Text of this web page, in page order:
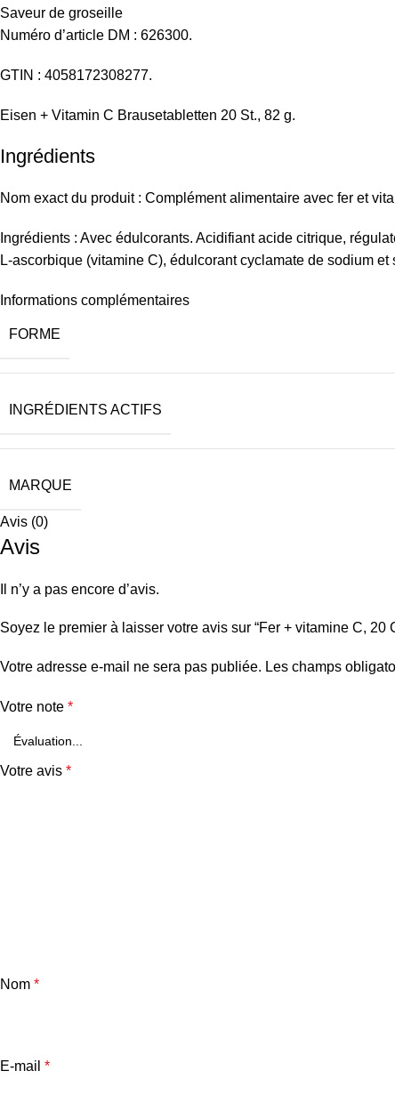
Saveur de groseille
Numéro d’article DM : 626300.
GTIN : 4058172308277.
Eisen + Vitamin C Brausetabletten 20 St., 82 g.
Ingrédients
Nom exact du produit : Complément alimentaire avec fer et
Ingrédients : Avec édulcorants. Acidifiant acide citrique,
L-ascorbique (vitamine C), édulcorant cyclamate de sodium
Informations complémentaires
FORME
INGRÉDIENTS ACTIFS
MARQUE
Avis (0)
Avis
Il n’y a pas encore d’avis.
Soyez le premier à laisser votre avis sur “Fer + vitamine C, 20
Votre adresse e-mail ne sera pas publiée. Les champs
Votre note *
Votre avis *
Nom *
E-mail *